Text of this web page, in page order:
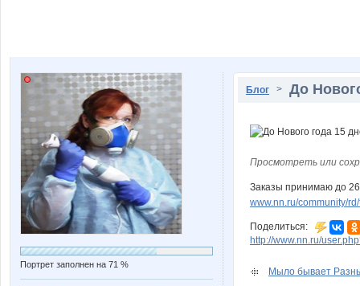
Портрет заполнен на 71 %
Блог > До
Просмотреть или
Заказы принимаю до
www.nn.ru/community/
Поделиться:
http://www.nn.ru/
Мыло бывает